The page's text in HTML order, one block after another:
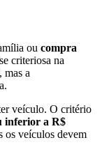
ou compra
criteriosa na
mas a
veículo. O critério
inferior a R$
os veículos devem